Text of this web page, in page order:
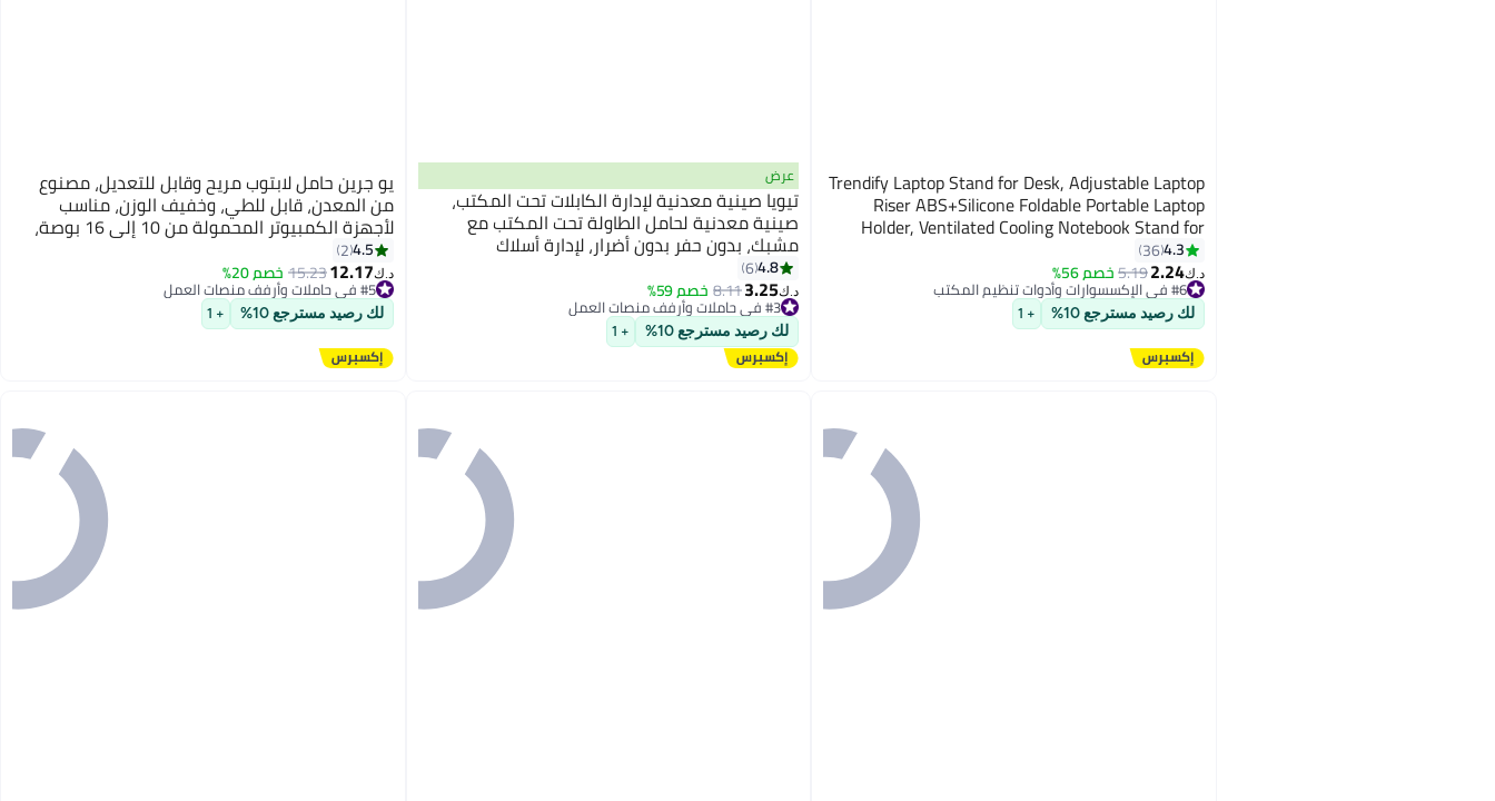
Trendify Laptop Stand for Desk, Adjustable Laptop
Riser ABS+Silicone Foldable Portable Laptop
Holder, Ventilated Cooling Notebook Stand for
MacBook Pro Air, Lenovo, Dell, HP, Laptops,Tablet
Silver
4.3
36
د.ك‏2.24
5.19خصم 56%
#6 في الإكسسوارات وأدوات تنظيم المكتب
#6 في الإكسسوارات وأدوات تنظيم المكتب
لك رصيد مسترجع 10% + 1
عرض
تيويا صينية معدنية لإدارة الكابلات تحت المكتب،
صينية معدنية لحامل الطاولة تحت المكتب مع
مشبك، بدون حفر بدون أضرار، لإدارة أسلاك
الكمبيوتر، للمكتب، للمنزل (أسود)
4.8
6
د.ك‏3.25
8.11خصم 59% #3 في حاملات وأرفف منصات العمل
تم بيع +30 مؤخرًا
#3 في حاملات وأرفف منصات العمل
لك رصيد مسترجع 10% + 1
يو جرين حامل لابتوب مريح وقابل للتعديل، مصنوع
من المعدن، قابل للطي، وخفيف الوزن، مناسب
لأجهزة الكمبيوتر المحمولة من 10 إلى 16 بوصة،
أجهزة المكتبية والمنزلية أجهزة ماك بوك و ماك
بوك برو وجوجل بيكسل بوك وديل
4.5
2
د.ك‏12.17
15.23 خصم 20% #5 في حاملات وأرفف منصات العمل
تم بيع +10 مؤخرًا
#5 في حاملات وأرفف منصات العمل
لك رصيد مسترجع 10% + 1